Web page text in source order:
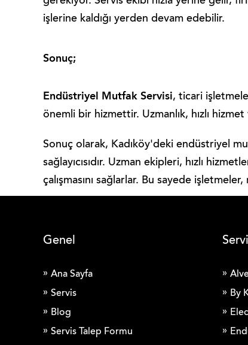
işlerine kaldığı yerden devam edebilir.
Sonuç;
Endüstriyel Mutfak Servisi, ticari
önemli bir hizmettir. Uzmanlık, hızlı
Sonuç olarak, Kadıköy'deki endüstriyel
sağlayıcısıdır. Uzman ekipleri, hızlı
çalışmasını sağlarlar. Bu sayede
Genel
Ana Sayfa
Servis
Blog
Servis Talep Formu
By